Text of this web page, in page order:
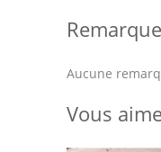
Aucune
Vous